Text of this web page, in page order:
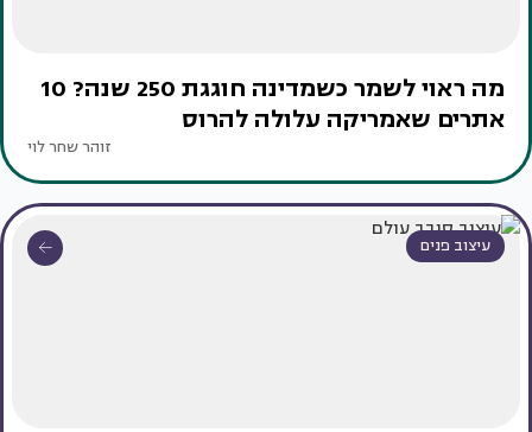
מה ראוי לשמר כשמדינה חוגגת 250 שנה? 10
אתרים שאמריקה עלולה להרוס
זוהר שחר לוי
עיצוב פנים